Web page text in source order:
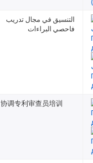
التنسيق في مجال تدريب
فاحصي البراءات
协调专利审查员培训